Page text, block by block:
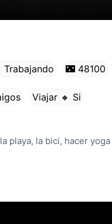
Trabajando 🌃 48100
Viajar 🔸 Si
playa, la bici, hacer